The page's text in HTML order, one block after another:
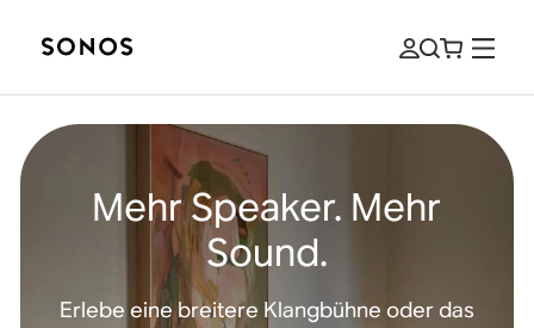
Mehr Speaker. Mehr
Sound.
Erlebe eine breitere Klangbühne oder das